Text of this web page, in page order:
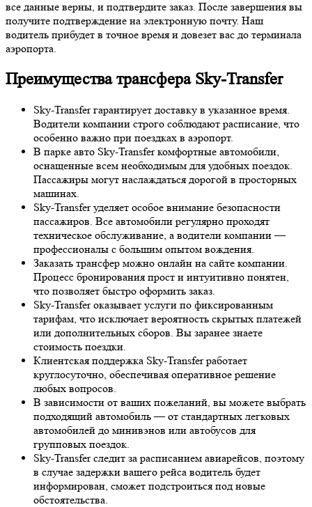
все данные верны, и подтвердите заказ. После завершения вы
получите подтверждение на электронную почту. Наш
водитель прибудет в точное время и довезет вас до терминала
аэропорта.
Преимущества трансфера Sky-Transfer
Sky-Transfer гарантирует доставку в указанное время.
Водители компании строго соблюдают расписание, что
особенно важно при поездках в аэропорт.
В парке авто Sky-Transfer комфортные автомобили,
оснащенные всем необходимым для удобных поездок.
Пассажиры могут наслаждаться дорогой в просторных
машинах.
Sky-Transfer уделяет особое внимание безопасности
пассажиров. Все автомобили регулярно проходят
техническое обслуживание, а водители компании —
профессионалы с большим опытом вождения.
Заказать трансфер можно онлайн на сайте компании.
Процесс бронирования прост и интуитивно понятен,
что позволяет быстро оформить заказ.
Sky-Transfer оказывает услуги по фиксированным
тарифам, что исключает вероятность скрытых платежей
или дополнительных сборов. Вы заранее знаете
стоимость поездки.
Клиентская поддержка Sky-Transfer работает
круглосуточно, обеспечивая оперативное решение
любых вопросов.
В зависимости от ваших пожеланий, вы можете выбрать
подходящий автомобиль — от стандартных легковых
автомобилей до минивэнов или автобусов для
групповых поездок.
Sky-Transfer следит за расписанием авиарейсов, поэтому
в случае задержки вашего рейса водитель будет
информирован, сможет подстроиться под новые
обстоятельства.